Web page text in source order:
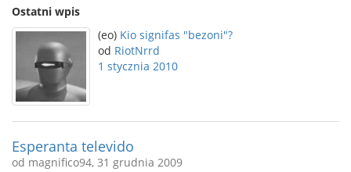
Ostatni wpis
(eo) Kio signifas "bezoni"?
od RiotNrrd
1 stycznia 2010
Esperanta televido
od magnifico94, 31 grudnia 2009